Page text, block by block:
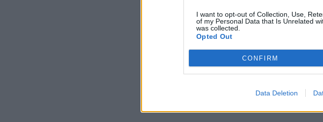
I want to opt-out of Collection, Use,
of my Personal Data that Is Unrelated
was collected.
Opted Out
CONFIRM
Data Deletion